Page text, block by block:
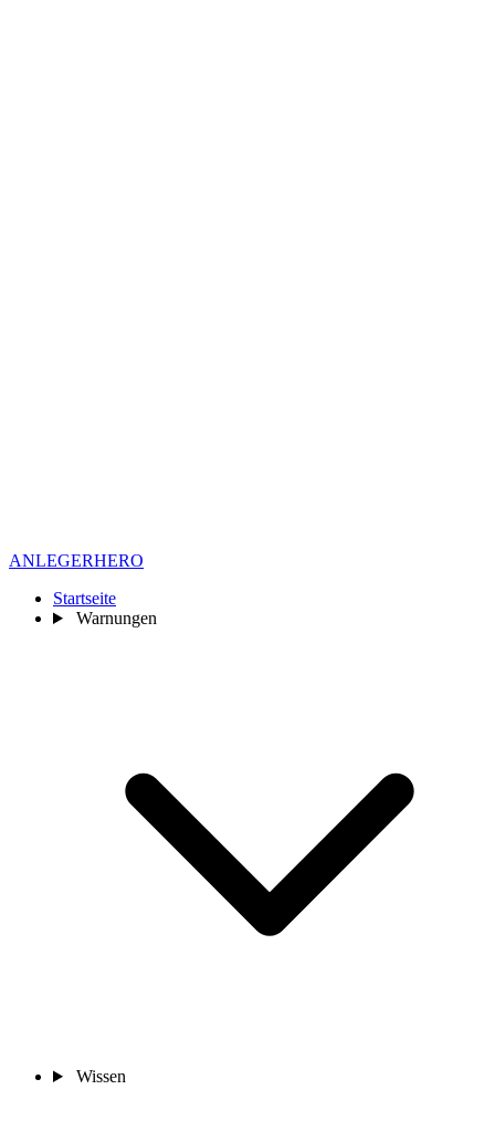
ANLEGERHERO
Startseite
Warnungen
Wissen